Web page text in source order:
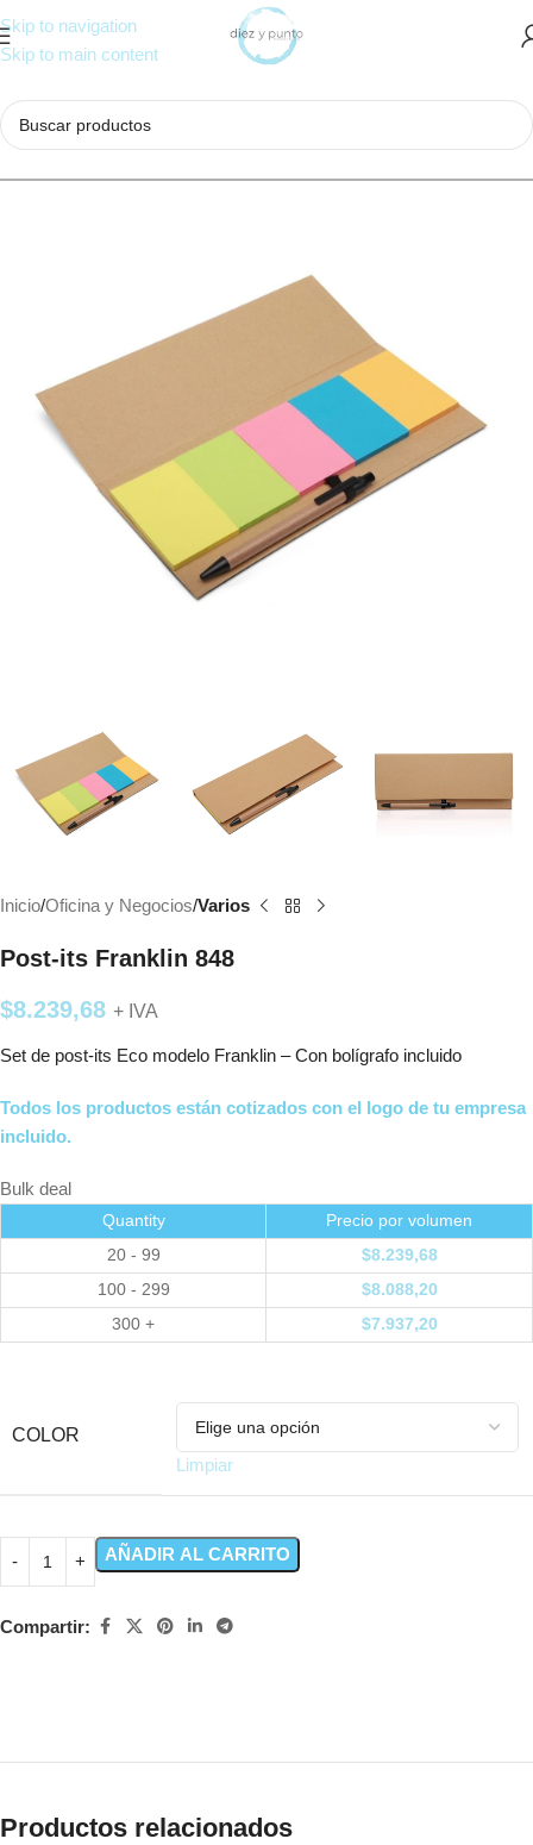
Skip to navigation
Skip to main content
Inicio Oficina y Negocios Varios
Post-its Franklin 848
$8.239,68 + IVA
Set de post-its Eco modelo Franklin – Con bolígrafo incluido
Todos los productos están cotizados con el logo de tu empresa
incluido.
Bulk deal
Quantity
Precio por volumen
20 - 99
$8.239,68
100 - 299
$8.088,20
300 +
$7.937,20
COLOR
Limpiar
AÑADIR AL CARRITO
Compartir:
Productos relacionados